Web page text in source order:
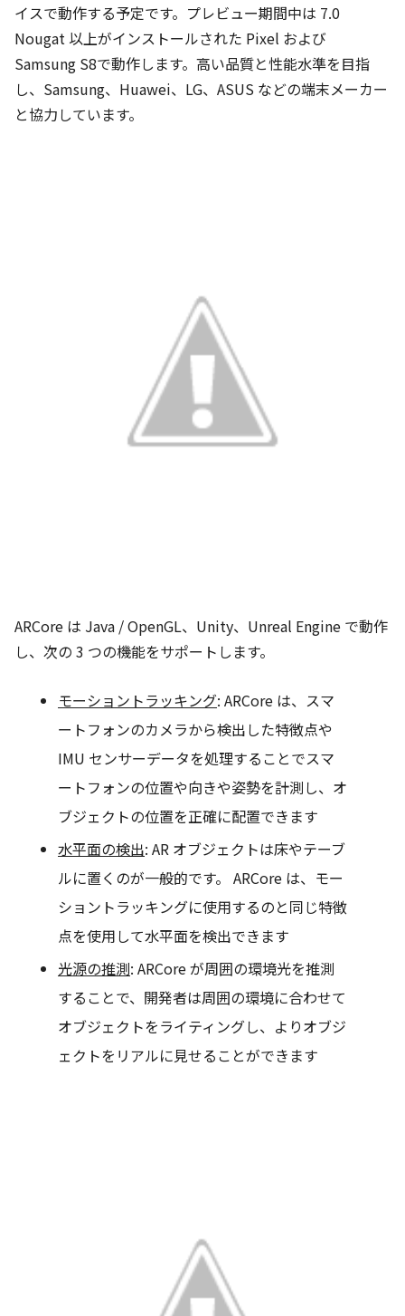
イスで動作する予定です。プレビュー期間中は 7.0
Nougat 以上がインストールされた Pixel および
Samsung S8で動作します。高い品質と性能水準を目指
し、Samsung、Huawei、LG、ASUS などの端末メーカー
と協力しています。
ARCore は Java / OpenGL、Unity、Unreal Engine で動作
し、次の 3 つの機能をサポートします。
モーショントラッキング: ARCore は、スマ
ートフォンのカメラから検出した特徴点や
IMU センサーデータを処理することでスマ
ートフォンの位置や向きや姿勢を計測し、オ
ブジェクトの位置を正確に配置できます
水平面の検出: AR オブジェクトは床やテーブ
ルに置くのが一般的です。 ARCore は、モー
ショントラッキングに使用するのと同じ特徴
点を使用して水平面を検出できます
光源の推測: ARCore が周囲の環境光を推測
することで、開発者は周囲の環境に合わせて
オブジェクトをライティングし、よりオブジ
ェクトをリアルに見せることができます